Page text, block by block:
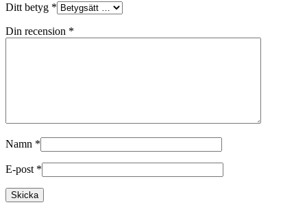
Ditt betyg *
Din recension *
Namn *
E-post *